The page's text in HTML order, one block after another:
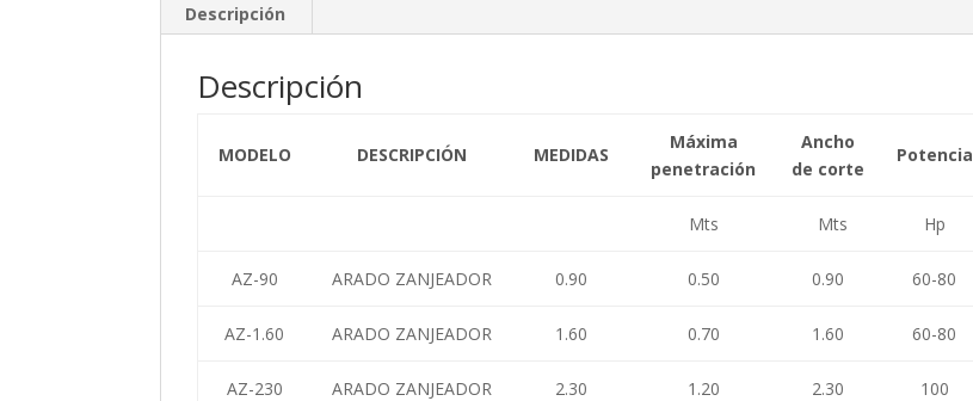
Descripción
Descripción
MODELO DESCRIPCIÓN MEDIDAS
Máxima
penetración
Ancho
de corte
Potencia
Mts Mts Hp
AZ-90 ARADO ZANJEADOR 0.90 0.50 0.90 60-80
AZ-1.60 ARADO ZANJEADOR 1.60 0.70 1.60 60-80
AZ-230 ARADO ZANJEADOR 2.30 1.20 2.30 100